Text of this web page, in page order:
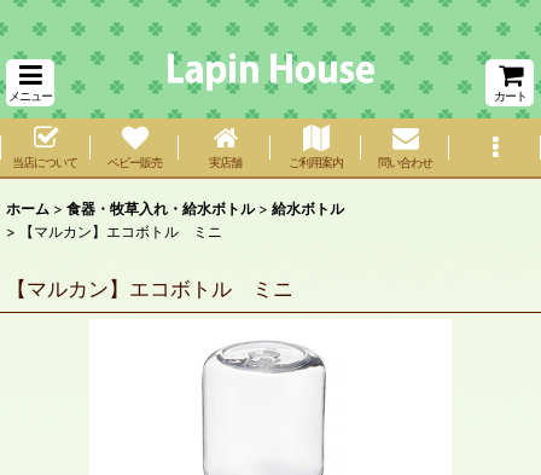
メニュー カート
当店について ベビー販売 実店舗 ご利用案内 問い合わせ
ホーム > 食器・牧草入れ・給水ボトル > 給水ボトル
>
【マルカン】エコボトル ミニ
【マルカン】エコボトル ミニ